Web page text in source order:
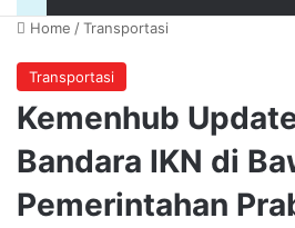
Home /Transportasi
Transportasi
Kemenhub
Bandara IKN di
Pemerintahan